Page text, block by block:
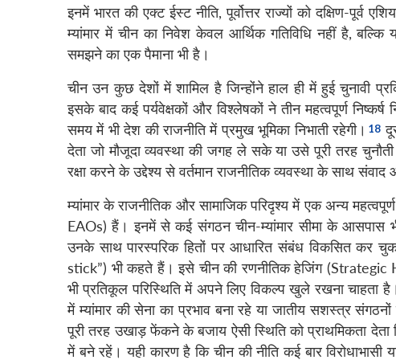
इनमें भारत की एक्ट ईस्ट नीति, पूर्वोत्तर राज्यों को दक्षिण-पूर्व
म्यांमार में चीन का निवेश केवल आर्थिक गतिविधि नहीं है,
समझने का एक पैमाना भी है।
चीन उन कुछ देशों में शामिल है जिन्होंने हाल ही में हुई चुनावी
इसके बाद कई पर्यवेक्षकों और विश्लेषकों ने तीन महत्वपूर्ण
समय में भी देश की राजनीति में प्रमुख भूमिका निभाती रहेगी।
देता जो मौजूदा व्यवस्था की जगह ले सके या उसे पूरी तरह
रक्षा करने के उद्देश्य से वर्तमान राजनीतिक व्यवस्था के साथ
म्यांमार के राजनीतिक और सामाजिक परिदृश्य में एक अन्य
EAOs) हैं। इनमें से कई संगठन चीन-म्यांमार सीमा के
उनके साथ पारस्परिक हितों पर आधारित संबंध विकसित कर
stick”) भी कहते हैं। इसे चीन की रणनीतिक हेजिंग (Strategic
भी प्रतिकूल परिस्थिति में अपने लिए विकल्प खुले रखना चाहता
में म्यांमार की सेना का प्रभाव बना रहे या जातीय सशस्त्र
पूरी तरह उखाड़ फेंकने के बजाय ऐसी स्थिति को प्राथमिकता
में बने रहें। यही कारण है कि चीन की नीति कई बार